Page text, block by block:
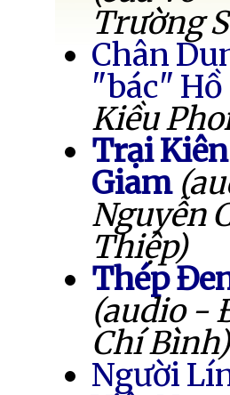
Trường
Chân
"bác" Hồ
Kiều
Trại Kiên
Giam
Nguyễn
Thiệp)
Thép
(audio -
Chí Bình)
Người